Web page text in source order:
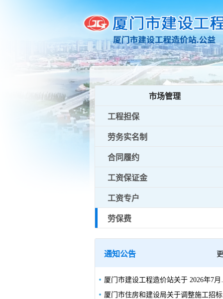
市场管理
工程担保
劳务实名制
合同履约
工资保证金
工资专户
劳保费
通知公告
厦门市建设工